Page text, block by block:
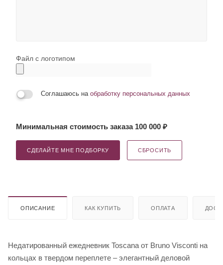
Файл с логотипом
Соглашаюсь на обработку персональных данных
Минимальная стоимость заказа 100 000 ₽
СДЕЛАЙТЕ МНЕ ПОДБОРКУ СБРОСИТЬ
ОПИСАНИЕ КАК КУПИТЬ ОПЛАТА
Недатированный ежедневник Toscana от Bruno Visconti на
кольцах в твердом переплете – элегантный деловой